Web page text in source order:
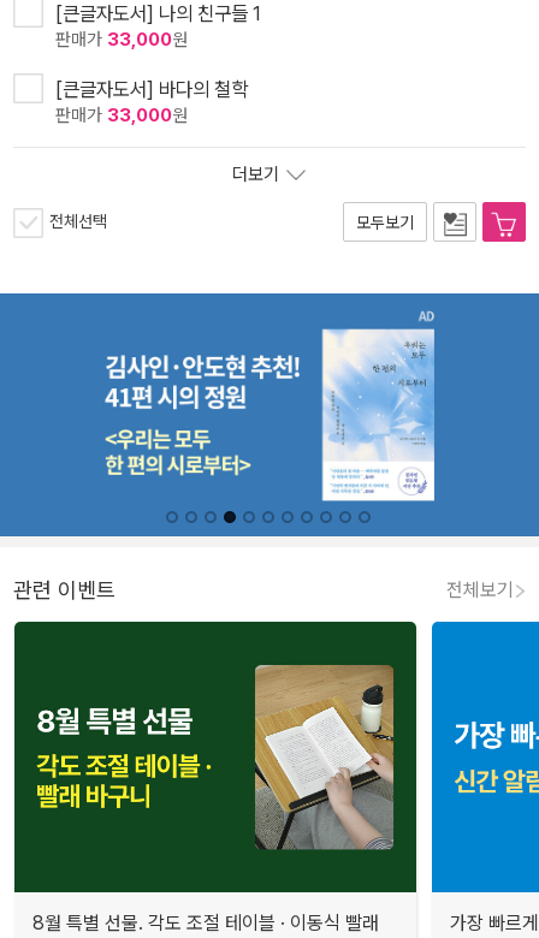
[큰글자도서] 나의 친구들 1
판매가 33,000원
[큰글자도서] 바다의 철학
판매가 33,000원
더보기
전체선택 모두보기
관련 이벤트 전체보기
8월 특별 선물. 각도 조절 테이블 · 이동식 빨래
가장 빠르